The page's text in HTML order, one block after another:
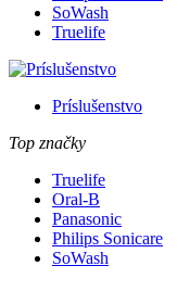
SoWash
Truelife
Príslušenstvo
Top značky
Truelife
Oral-B
Panasonic
Philips Sonicare
SoWash